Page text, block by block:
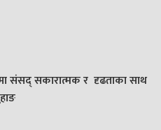
संसद् सकारात्मक र दृढताका साथ